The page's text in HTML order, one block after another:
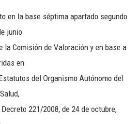
en la base séptima apartado segundo
junio
la Comisión de Valoración y en base a
en
del Organismo Autónomo del
221/2008, de 24 de octubre,